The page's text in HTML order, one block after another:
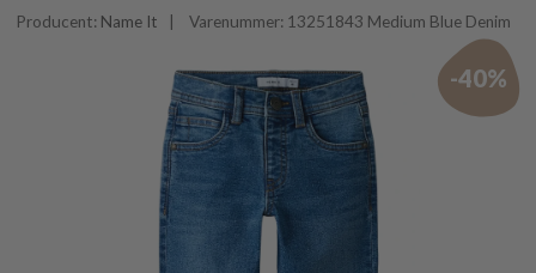
Producent: Name It | Varenummer: 13251843 Medium Blue Denim
-40%